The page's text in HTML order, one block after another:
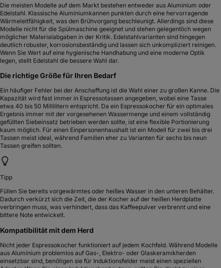
Die meisten Modelle auf dem Markt bestehen entweder aus Aluminium oder
Edelstahl. Klassische Aluminiumkannen punkten durch eine hervorragende
Wärmeleitfähigkeit, was den Brühvorgang beschleunigt. Allerdings sind diese
Modelle nicht für die Spülmaschine geeignet und stehen gelegentlich wegen
möglicher Materialabgaben in der Kritik. Edelstahlvarianten sind hingegen
deutlich robuster, korrosionsbeständig und lassen sich unkompliziert reinigen.
Wenn Sie Wert auf eine hygienische Handhabung und eine moderne Optik
legen, stellt Edelstahl die bessere Wahl dar.
Die richtige Größe für Ihren Bedarf
Ein häufiger Fehler bei der Anschaffung ist die Wahl einer zu großen Kanne. Die
Kapazität wird fast immer in Espressotassen angegeben, wobei eine Tasse
etwa 40 bis 50 Millilitern entspricht. Da ein Espressokocher für ein optimales
Ergebnis immer mit der vorgesehenen Wassermenge und einem vollständig
gefüllten Siebeinsatz betrieben werden sollte, ist eine flexible Portionierung
kaum möglich. Für einen Einpersonenhaushalt ist ein Modell für zwei bis drei
Tassen meist ideal, während Familien eher zu Varianten für sechs bis neun
Tassen greifen sollten.
Tipp
Füllen Sie bereits vorgewärmtes oder heißes Wasser in den unteren Behälter.
Dadurch verkürzt sich die Zeit, die der Kocher auf der heißen Herdplatte
verbringen muss, was verhindert, dass das Kaffeepulver verbrennt und eine
bittere Note entwickelt.
Kompatibilität mit dem Herd
Nicht jeder Espressokocher funktioniert auf jedem Kochfeld. Während Modelle
aus Aluminium problemlos auf Gas-, Elektro- oder Glaskeramikherden
einsetzbar sind, benötigen sie für Induktionsfelder meist einen speziellen